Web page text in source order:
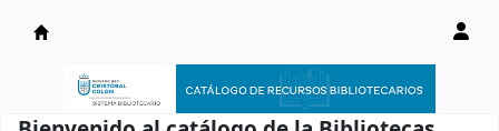
Catálogo en línea